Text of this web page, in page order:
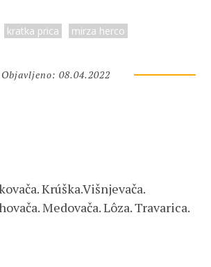
kratka prica mirza herco
Objavljeno: 08.04.2022
Krúška.Višnjevača.
Medovača. Lôza. Travarica.